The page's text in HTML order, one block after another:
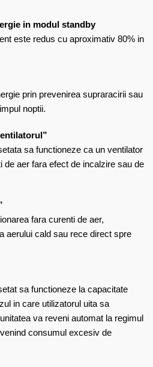
in modul standby
este redus cu aproximativ 80% in
prin prevenirea supraracirii sau
noptii.
sa functioneze ca un ventilator
de aer fara efect de incalzire sau de
fara curenti de aer,
aerului cald sau rece direct spre
sa functioneze la capacitate
in care utilizatorul uita sa
va reveni automat la regimul
consumul excesiv de